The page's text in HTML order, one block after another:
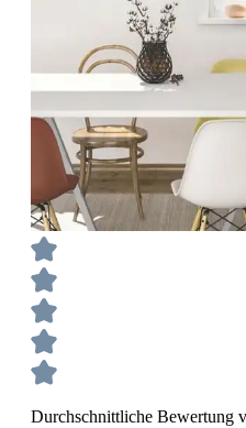
Durchschnittliche Bewertung